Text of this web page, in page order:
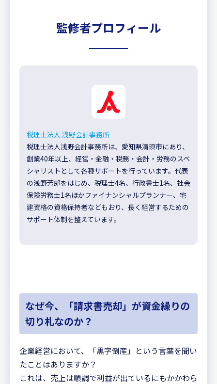
監修者プロフィール
税理士法人 浅野会計事務所
税理士法人浅野会計事務所は、愛知県清須市にあり、
創業40年以上、経営・金融・税務・会計・労務のスペ
シャリストとして各種サポートを行っています。代表
の浅野芳郎をはじめ、税理士4名、行政書士1名、社会
保険労務士1名ほかファイナンシャルプランナー、宅
建資格の資格保持者などもおり、長く経営するための
サポート体制を整えています。
なぜ今、「請求書売却」が資金繰りの
切り札なのか？
企業経営において、「黒字倒産」という言葉を聞い
たことはありますか？
これは、売上は順調で利益が出ているにもかかわら